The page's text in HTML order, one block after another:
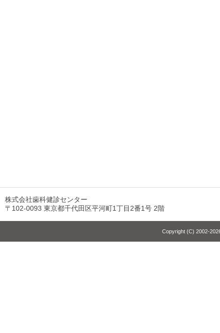
株式会社歯科健診センター
〒102-0093 東京都千代田区平河町1丁目2番1号 2階
Copyright (C) 2002-